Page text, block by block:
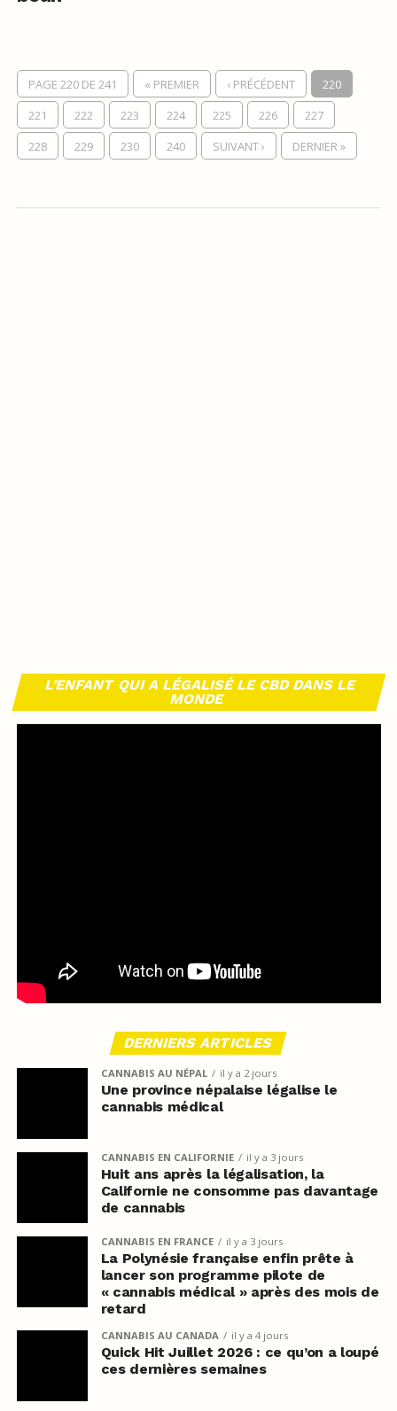
PAGE 220 DE 241 « PREMIER ‹ PRÉCÉDENT
220
221
222 223 224 225 226
227
228
229 230 240 SUIVANT › DERNIER »
L’ENFANT QUI A LÉGALISÉ LE CBD DANS LE
MONDE
DERNIERS ARTICLES
CANNABIS AU NÉPAL il y a 2 jours
Une province népalaise légalise le
cannabis médical
CANNABIS EN CALIFORNIE il y a 3 jours
Huit ans après la légalisation, la
Californie ne consomme pas davantage
de cannabis
CANNABIS EN FRANCE il y a 3 jours
La Polynésie française enfin prête à
lancer son programme pilote de
« cannabis médical » après des mois de
retard
CANNABIS AU CANADA il y a 4 jours
Quick Hit Juillet 2026 : ce qu’on a loupé
ces dernières semaines